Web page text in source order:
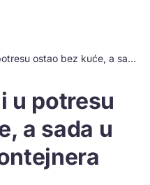
Mirko na Baniji u potresu ostao bez kuće, a sada u požaru i bez kontejnera
u potresu
a sada u